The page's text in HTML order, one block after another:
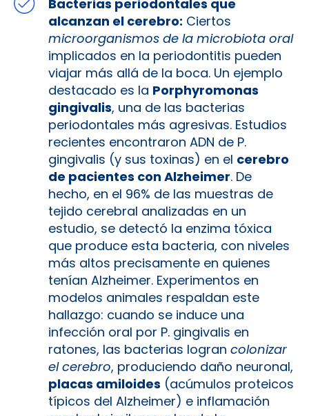
Bacterias periodontales que
alcanzan el cerebro: Ciertos
microorganismos de la microbiota oral
implicados en la periodontitis pueden
viajar más allá de la boca. Un ejemplo
destacado es la Porphyromonas
gingivalis, una de las bacterias
periodontales más agresivas. Estudios
recientes encontraron ADN de P.
gingivalis (y sus toxinas) en el cerebro
de pacientes con Alzheimer​. De
hecho, en el 96% de las muestras de
tejido cerebral analizadas en un
estudio, se detectó la enzima tóxica
que produce esta bacteria, con niveles
más altos precisamente en quienes
tenían Alzheimer. Experimentos en
modelos animales respaldan este
hallazgo: cuando se induce una
infección oral por P. gingivalis en
ratones, las bacterias logran colonizar
el cerebro, produciendo daño neuronal,
placas amiloides (acúmulos proteicos
típicos del Alzheimer) e inflamación